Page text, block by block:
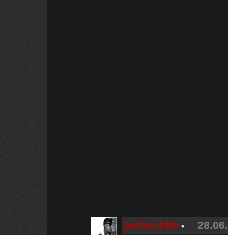
jechuchito